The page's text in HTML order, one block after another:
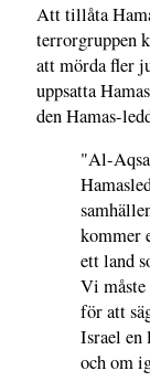
Att tillåta
terrorgruppen
att mörda fler
uppsatta
den Hamas-
"Al-
kommer
ett land
Vi måste
för att
Israel en
och om